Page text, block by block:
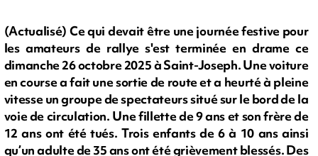
(Actualisé) Ce qui devait être une journée festive pour
les amateurs de rallye s'est terminée en drame ce
dimanche 26 octobre 2025 à Saint-Joseph. Une voiture
en course a fait une sortie de route et a heurté à pleine
vitesse un groupe de spectateurs situé sur le bord de la
voie de circulation. Une fillette de 9 ans et son frère de
12 ans ont été tués. Trois enfants de 6 à 10 ans ainsi
qu’un adulte de 35 ans ont été grièvement blessés. Des